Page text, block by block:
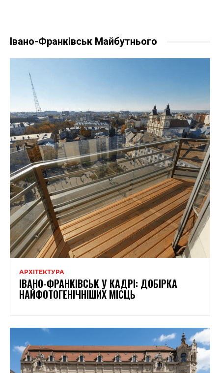
Івано-Франківськ Майбутнього
АРХІТЕКТУРА
ІВАНО-ФРАНКІВСЬК У КАДРІ: ДОБІРКА
НАЙФОТОГЕНІЧНІШИХ МІСЦЬ